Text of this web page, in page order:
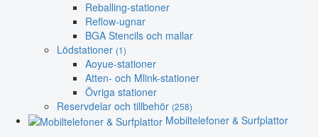
Reballing-stationer
Reflow-ugnar
BGA Stencils och mallar
Lödstationer (1)
Aoyue-stationer
Atten- och Mlink-stationer
Övriga stationer
Reservdelar och tillbehör (258)
Mobiltelefoner & Surfplattor